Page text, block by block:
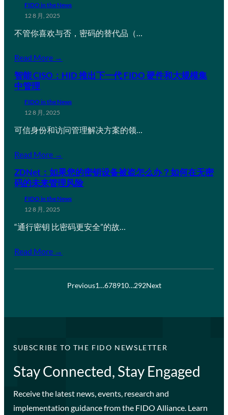
FIDO in the News
12 8 月, 2025
不管你喜欢与否，密码的替代品（…
Read More →
智能 CISO：HID 推出下一代 FIDO 硬件和大规模集
中管理
FIDO in the News
12 8 月, 2025
可信身份和访问管理解决方案的领…
Read More →
ZDNet：如果您的密钥设备被盗怎么办？如何在无密
码的未来管理风险
FIDO in the News
12 8 月, 2025
“通行密钥 比密码更安全”的故…
Read More →
Previous1…678910…292Next
SUBSCRIBE TO THE FIDO NEWSLETTER
Stay Connected, Stay Engaged
Receive the latest news, events, research and
implementation guidance from the FIDO Alliance. Learn